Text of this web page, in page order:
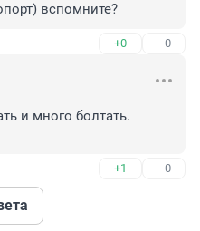
вспомните?
+0 –0
и много болтать.
+1 –0